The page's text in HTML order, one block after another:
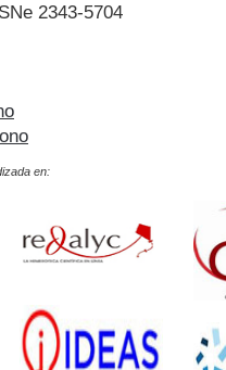
2343-5704
en: